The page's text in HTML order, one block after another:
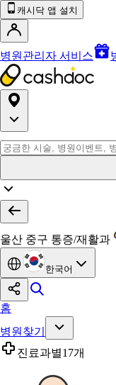
캐시닥 앱 설치
병원관리자 서비스
울산 중구 통증/재활과
한국어
홈
병원찾기
진료과별17개